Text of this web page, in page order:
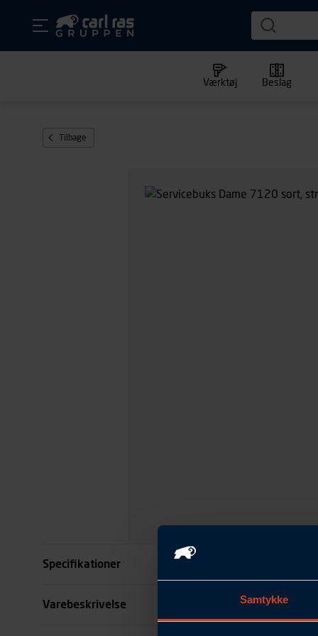
Samtykke
Værktøj Beslag
Tilbage
Specifikationer
Størrelse
Varebeskrivelse